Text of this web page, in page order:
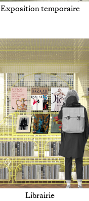
Exposition temporaire
Librairie